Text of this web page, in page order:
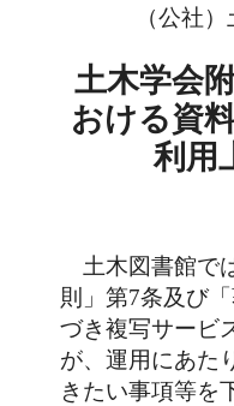
（公社
土木学会
おける資
利用
土木図書館で
則」第7条及び
づき複写サービ
が、運用にあた
きたい事項等を